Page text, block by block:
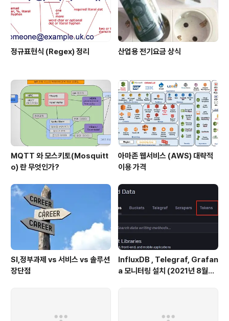
정규표현식 (Regex) 정리 산업용 전기요금 상식
MQTT 와 모스키토(Mosquitt
o) 란 무엇인가?
아마존 웹서비스 (AWS) 대략적
이용 가격
SI,정부과제 vs 서비스 vs 솔루션
장단점
InfluxDB , Telegraf, Grafan
a 모니터링 설치 (2021년 8월기